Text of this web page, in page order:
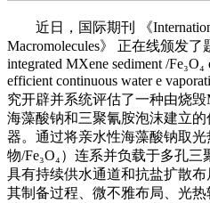
近日，国际期刊 《
Macromolecules》 正在线颁发了
integrated MXene sediment /
efficient continuous water e
究开辟并系统评估了一种由烧毁
海藻酸钠和三聚氰胺泡沫建立
器。通过将亲水性海藻酸钠取光
物/Fe₃O₄）连系并负载于多孔
具有持续供水通道和抗盐扩散
其制备过程、微不雅布局、光